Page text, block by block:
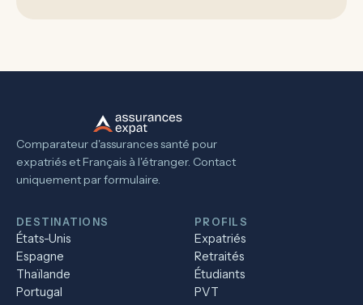
Comparateur d'assurances santé pour
expatriés et Français à l'étranger. Contact
uniquement par formulaire.
DESTINATIONS
États-Unis
Espagne
Thaïlande
Portugal
PROFILS
Expatriés
Retraités
Étudiants
PVT